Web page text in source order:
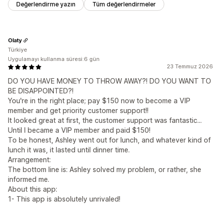
Değerlendirme yazın Tüm değerlendirmeler
23 Temmuz 2026
DO YOU HAVE MONEY TO THROW AWAY?! DO YOU WANT TO
BE DISAPPOINTED?!
You're in the right place; pay $150 now to become a VIP
member and get priority customer support!!
It looked great at first, the customer support was fantastic...
Until I became a VIP member and paid $150!
To be honest, Ashley went out for lunch, and whatever kind of
lunch it was, it lasted until dinner time.
Arrangement:
The bottom line is: Ashley solved my problem, or rather, she
informed me.
About this app:
1- This app is absolutely unrivaled!
Olaty
Türkiye
Uygulamayı kullanma süresi:6 gün